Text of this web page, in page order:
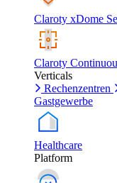
Claroty xDome
Claroty
Verticals
Rechenzentren
Gastgewerbe
Healthcare
Platform